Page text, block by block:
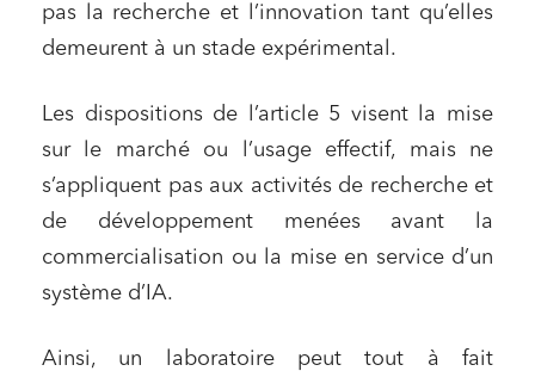
pas la recherche et l’innovation tant qu’elles
demeurent à un stade expérimental.
Les dispositions de l’article 5 visent la mise
sur le marché ou l’usage effectif, mais ne
s’appliquent pas aux activités de recherche et
de développement menées avant la
commercialisation ou la mise en service d’un
système d’IA.
Ainsi, un laboratoire peut tout à fait